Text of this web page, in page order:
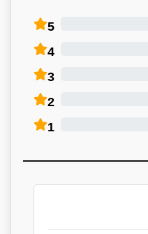
5
4
3
2
1